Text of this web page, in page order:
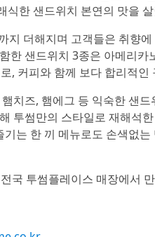
식한 샌드위치 본연의 맛을
지 더해지며 고객들은 취향
한 샌드위치 3종은 아메리
, 커피와 함께 보다 합리적
치즈, 햄에그 등 익숙한 샌
투썸만의 스타일로 재해석
는 한 끼 메뉴로도 손색없
전국 투썸플레이스 매장에서